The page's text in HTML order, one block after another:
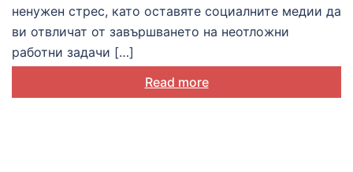
ненужен стрес, като оставяте социалните медии да
ви отвличат от завършването на неотложни
работни задачи […]
Read more